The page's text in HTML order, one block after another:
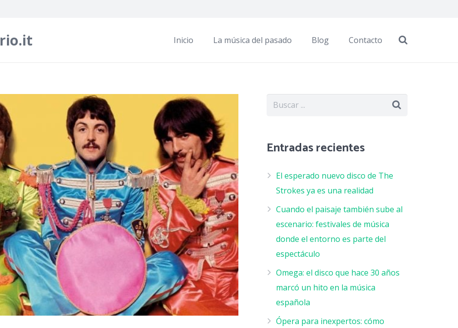
Inicio La música del pasado Blog Contacto
Entradas recientes
El esperado nuevo disco de The
Strokes ya es una realidad
Cuando el paisaje también sube al
escenario: festivales de música
donde el entorno es parte del
espectáculo
Omega: el disco que hace 30 años
marcó un hito en la música
española
Ópera para inexpertos: cómo